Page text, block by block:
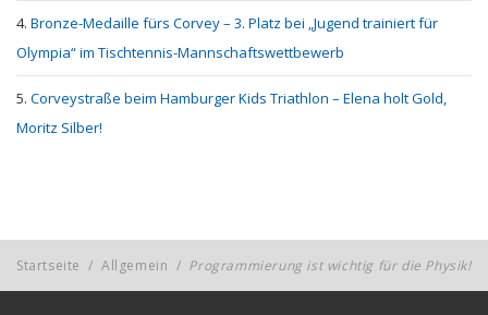
Bronze-Medaille fürs Corvey – 3. Platz bei „Jugend trainiert für
Olympia“ im Tischtennis-Mannschaftswettbewerb
Corveystraße beim Hamburger Kids Triathlon – Elena holt Gold,
Moritz Silber!
Startseite / Allgemein / Programmierung ist wichtig für die Physik!